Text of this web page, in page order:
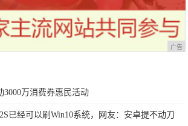
广告
3000万消费券惠民活动
已经可以刷Win10系统，网友：安卓提不动刀